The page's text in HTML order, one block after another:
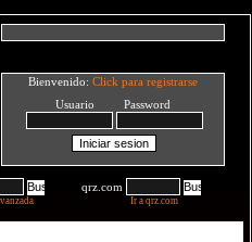
Bienvenido: Click para registrarse
Usuario Password
qrz.com
Ir a qrz.com
OR PR QR RR